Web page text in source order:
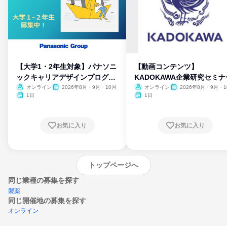
【大学1・2年生対象】パナソニ
ックキャリアデザインプログラ
ム
オンライン
2026年8月・9月・10月
1日
お気に入り
【動画コンテンツ】
KADOKAWA企業研究セミナ
オンライン
2026年8月・9月・
1日
お気に入り
トップページへ
同じ業種の募集を探す
製薬
同じ開催地の募集を探す
オンライン